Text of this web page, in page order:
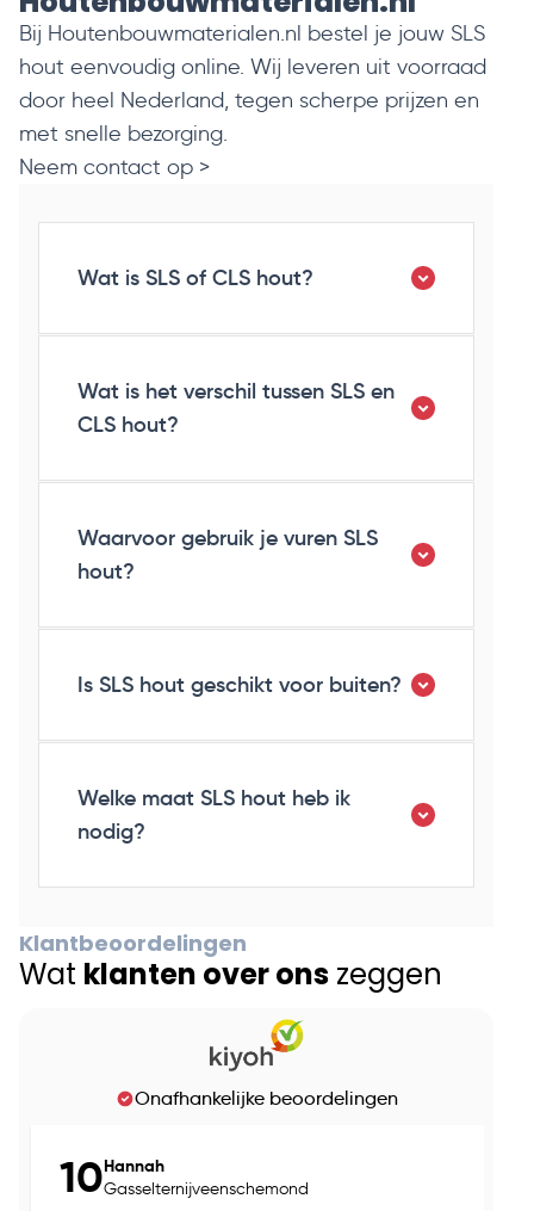
Bij Houtenbouwmaterialen.nl bestel je jouw SLS
hout eenvoudig online. Wij leveren uit voorraad
door heel Nederland, tegen scherpe prijzen en
met snelle bezorging.
Neem contact op >
Wat is SLS of CLS hout?
Wat is het verschil tussen SLS en
CLS hout?
Waarvoor gebruik je vuren SLS
hout?
Is SLS hout geschikt voor buiten?
Welke maat SLS hout heb ik
nodig?
Klantbeoordelingen
Wat klanten over ons zeggen
Onafhankelijke beoordelingen
10Hannah
Gasselternijveenschemond